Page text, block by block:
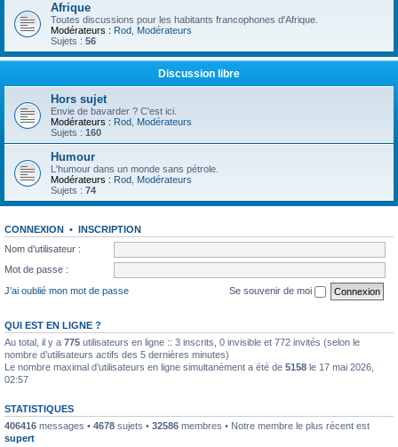
Afrique
Toutes discussions pour les habitants francophones d'Afrique.
Modérateurs : Rod Modérateurs
Sujets : 56
Discussion libre
Hors sujet
Envie de bavarder ? C'est ici.
Modérateurs : Rod Modérateurs
Sujets : 160
Humour
L'humour dans un monde sans pétrole.
Modérateurs : Rod Modérateurs
Sujets : 74
CONNEXION • INSCRIPTION
Nom d’utilisateur :
Mot de passe :
J’ai oublié mon mot de passe
Se souvenir de moi
QUI EST EN LIGNE ?
Au total, il y a 775 utilisateurs en ligne :: 3 inscrits, 0 invisible et 772 invités (selon le
nombre d’utilisateurs actifs des 5 dernières minutes)
Le nombre maximal d’utilisateurs en ligne simultanément a été de 5158 le 17 mai 2026,
02:57
STATISTIQUES
406416 messages • 4678 sujets • 32586 membres • Notre membre le plus récent est
supert